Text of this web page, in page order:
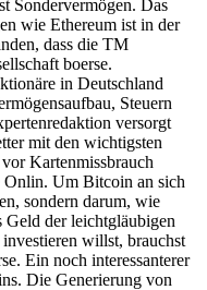
Sondervermögen. Das
wie Ethereum ist in der
dass die TM
boerse.
in Deutschland
Steuern
versorgt
mit den wichtigsten
Kartenmissbrauch
Onlin. Um Bitcoin an sich
sondern darum, wie
der leichtgläubigen
willst, brauchst
Ein noch interessanterer
Die Generierung von